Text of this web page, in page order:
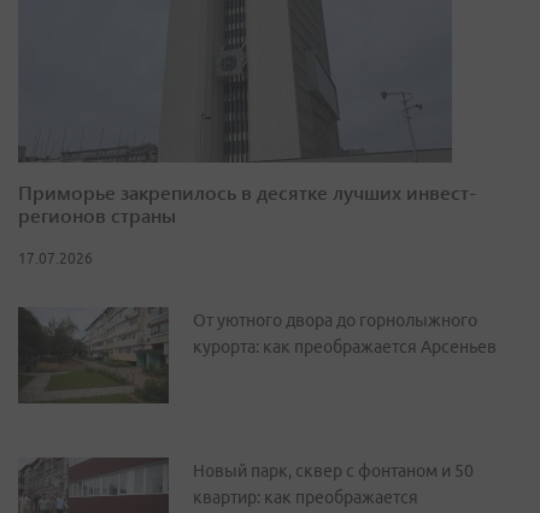
Приморье закрепилось в десятке лучших инвест-
регионов страны
17.07.2026
От уютного двора до горнолыжного
курорта: как преображается Арсеньев
Новый парк, сквер с фонтаном и 50
квартир: как преображается